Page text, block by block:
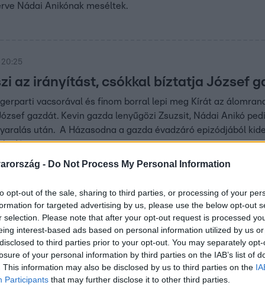
- Do Not Process My Personal Information
opt-out of the sale, sharing to third parties, or processing of your
for targeted advertising by us, please use the below opt-out
selection. Please note that after your opt-out request is processed
interest-based ads based on personal information utilized by us
to third parties prior to your opt-out. You may separately
of your personal information by third parties on the IAB’s list of
This information may also be disclosed by us to third parties on the
Participants that may further disclose it to other third parties.
Nádai Anikónak meséltek.
20:25
az irányítást, csókkal bíztatja József
vacsorával és finom borral lepi meg Kírát az
gazdát. Kevin gazda lenyűgözi Zsuzsit, Nádai Anikó
után. A Házasodna a gazda évadzáró epizódjából
mondott Anna gazdának, hogy a
tengere csábító lehet a szerelmesek számára. Az azúrkék
– egy közös szelfi után, már a gyerektémát feszegette.